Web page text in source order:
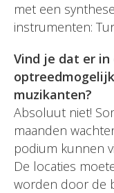
met een
instrumenten:
Vind je dat er
muzikanten?
Absoluut niet!
maanden
podium kunnen
De locaties
worden door de